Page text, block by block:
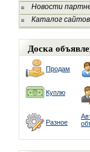
Новости
Каталог сайтов
Доска
Продам
Куплю
Разное